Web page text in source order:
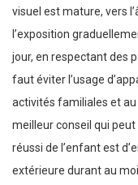
visuel est mature, vers
l’exposition
jour, en respectant des
faut éviter l’usage
activités familiales et
meilleur conseil qui
réussi de l’enfant est
extérieure durant au